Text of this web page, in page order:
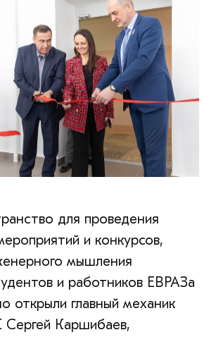
для проведения
и конкурсов,
мышления
и работников ЕВРАЗа
открыли главный механик
Каршибаев,